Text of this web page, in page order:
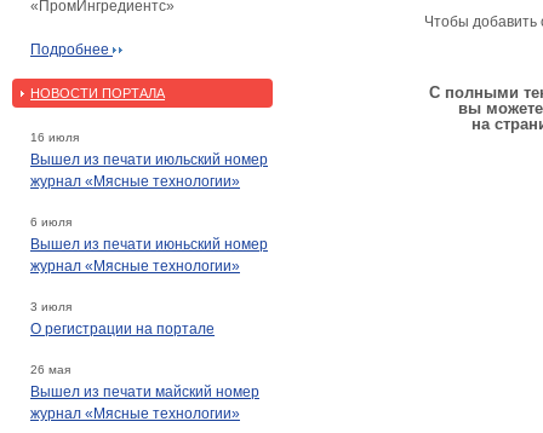
«ПромИнгредиентс»
Подробнее
НОВОСТИ ПОРТАЛА
16 июля
Вышел из печати июльский номер
журнал «Мясные технологии»
6 июля
Вышел из печати июньский номер
журнал «Мясные технологии»
3 июля
О регистрации на портале
26 мая
Вышел из печати майский номер
журнал «Мясные технологии»
Чтобы
С полными
вы
на